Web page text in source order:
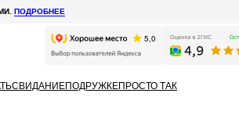
ПОДРОБНЕЕ
СВИДАНИЕПОДРУЖКЕПРОСТО ТАК